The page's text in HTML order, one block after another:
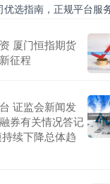
优选指南，正规平台服
厦门恒指期货
征程
证监会新闻发
券有关情况答记
续下降总体趋